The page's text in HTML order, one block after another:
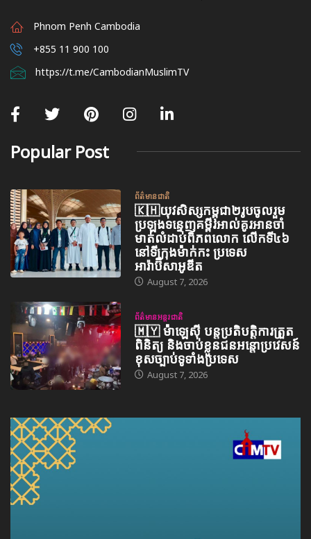
Phnom Penh Cambodia
+855 11 900 100
https://t.me/CambodianMuslimTV
Popular Post
ព័ត៌មានជាតិ
🇰🇭យុវសិស្សកម្ពុជា២រូបចូលរួម
ប្រឡងទន្ទេញគម្ពីរអាល់គូរអានចាំ
មាត់លំដាប់ពិភពលោក លើកទី៤៦
នៅទីក្រុងម៉ាក់កះ ប្រទេស
អារ៉ាប៊ីសាអូឌីត
August 7, 2026
ព័ត៌មានអន្តរជាតិ
🇲🇾 ម៉ាឡេស៊ី បន្តប្រតិបត្តិការត្រួត
ពិនិត្យ និងចាប់ខ្លួនជនអន្តោប្រវេសន៍
ខុសច្បាប់ទូទាំងប្រទេស
August 7, 2026